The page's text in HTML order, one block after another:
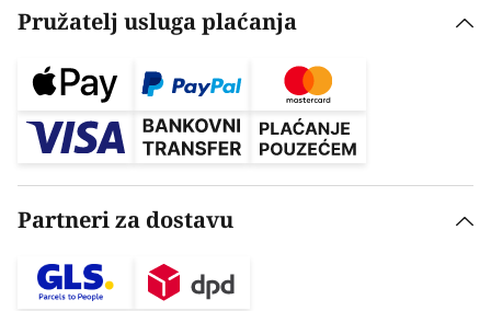
Pružatelj usluga plaćanja
Partneri za dostavu